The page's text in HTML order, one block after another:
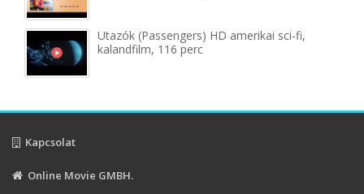
Utazók (Passengers) HD amerikai sci-fi,
kalandfilm, 116 perc
Kapcsolat
Online Movie GMBH.